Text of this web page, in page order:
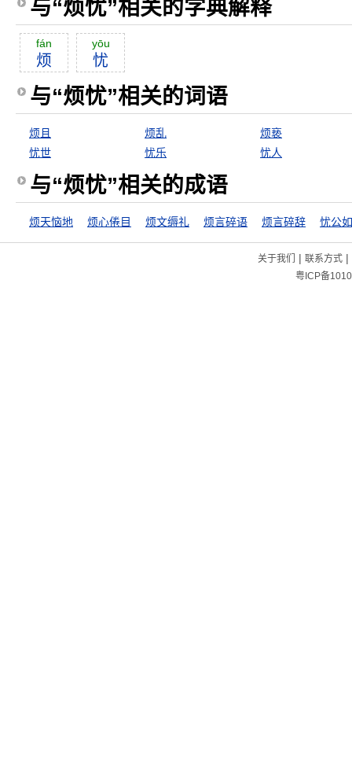
与“烦忧”相关的字典解释
fán
烦
yōu
忧
与“烦忧”相关的词语
烦且 烦乱
烦亵
忧世
忧乐 忧人
与“烦忧”相关的成语
烦天恼地 烦心倦目 烦文缛礼 烦言碎语 烦言碎辞 忧公
关于我们 | 联系方式|
粤ICP备